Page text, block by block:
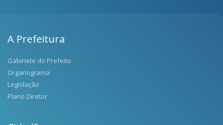
A Prefeitura
Gabinete do Prefeito
Organograma
Legislação
Plano Diretor